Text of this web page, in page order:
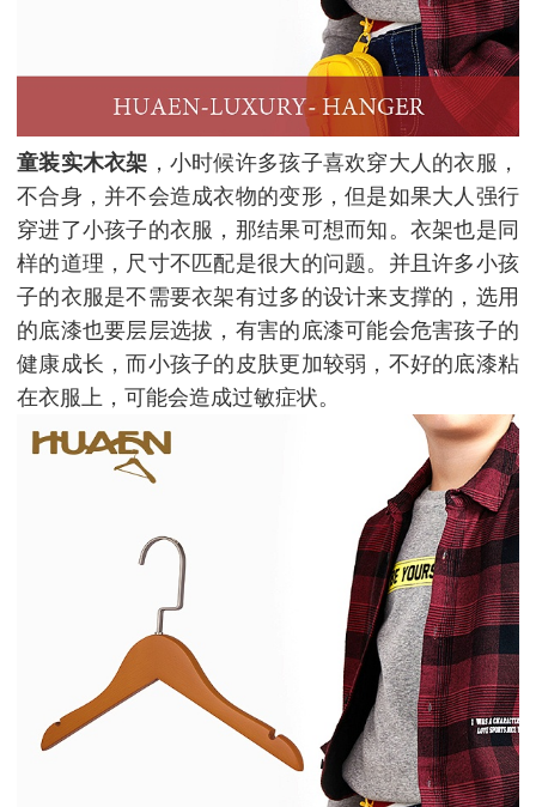
童装实木衣架 ，小时候许多孩子喜欢穿大人的衣服，
不合身，并不会造成衣物的变形，但是如果大人强行
穿进了小孩子的衣服，那结果可想而知。衣架也是同
样的道理，尺寸不匹配是很大的问题。并且许多小孩
子的衣服是不需要衣架有过多的设计来支撑的，选用
的底漆也要层层选拔，有害的底漆可能会危害孩子的
健康成长，而小孩子的皮肤更加较弱，不好的底漆粘
在衣服上，可能会造成过敏症状。